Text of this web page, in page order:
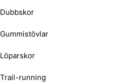
Dubbskor
Gummistövlar
Löparskor
Trail-running